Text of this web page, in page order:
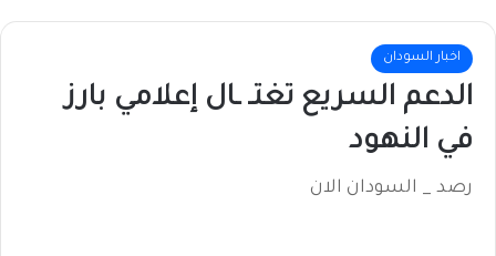
اخبار السودان
الدعم السريع تغتـ ـال إعلامي بارز
في النهود
رصد _ السودان الان